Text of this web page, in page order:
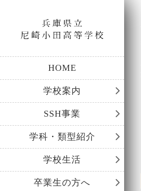
HOME
学校案内
SSH事業
学科・類型紹介
学校生活
卒業生の方へ